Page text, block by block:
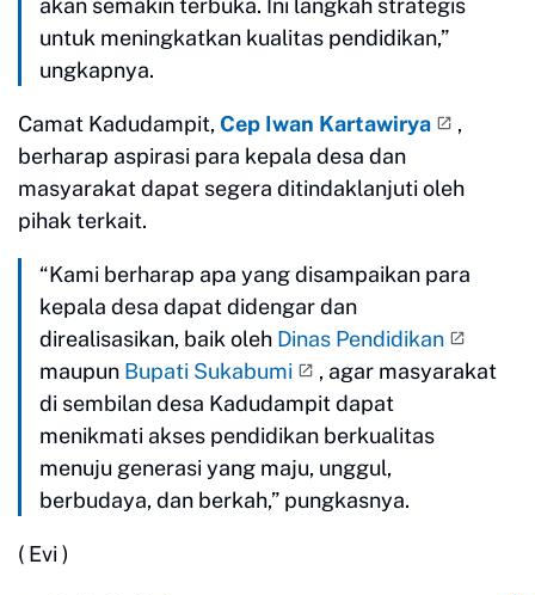
untuk meningkatkan kualitas pendidikan,”
ungkapnya.
Camat Kadudampit, Cep Iwan Kartawirya
,
berharap aspirasi para kepala desa dan
masyarakat dapat segera ditindaklanjuti oleh
pihak terkait.
“Kami berharap apa yang disampaikan para
kepala desa dapat didengar dan
direalisasikan, baik oleh Dinas Pendidikan
maupun Bupati Sukabumi
, agar masyarakat
di sembilan desa Kadudampit dapat
menikmati akses pendidikan berkualitas
menuju generasi yang maju, unggul,
berbudaya, dan berkah,” pungkasnya.
( Evi )